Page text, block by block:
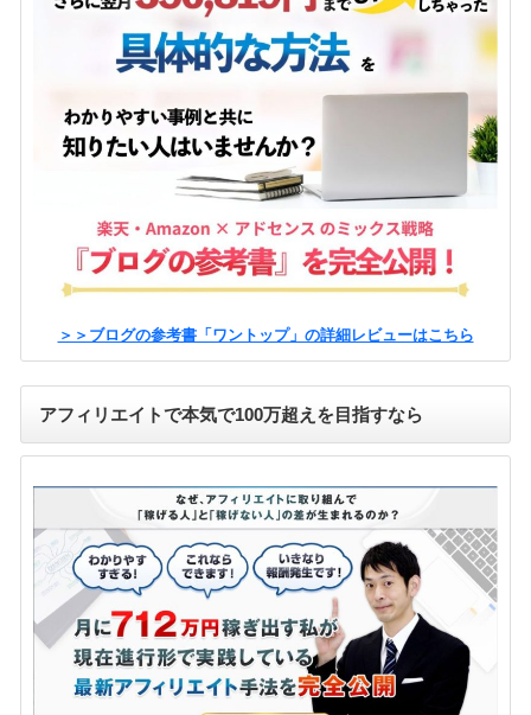
＞＞ブログの参考書「ワントップ」の詳細レビューはこちら
アフィリエイトで本気で100万超えを目指すなら